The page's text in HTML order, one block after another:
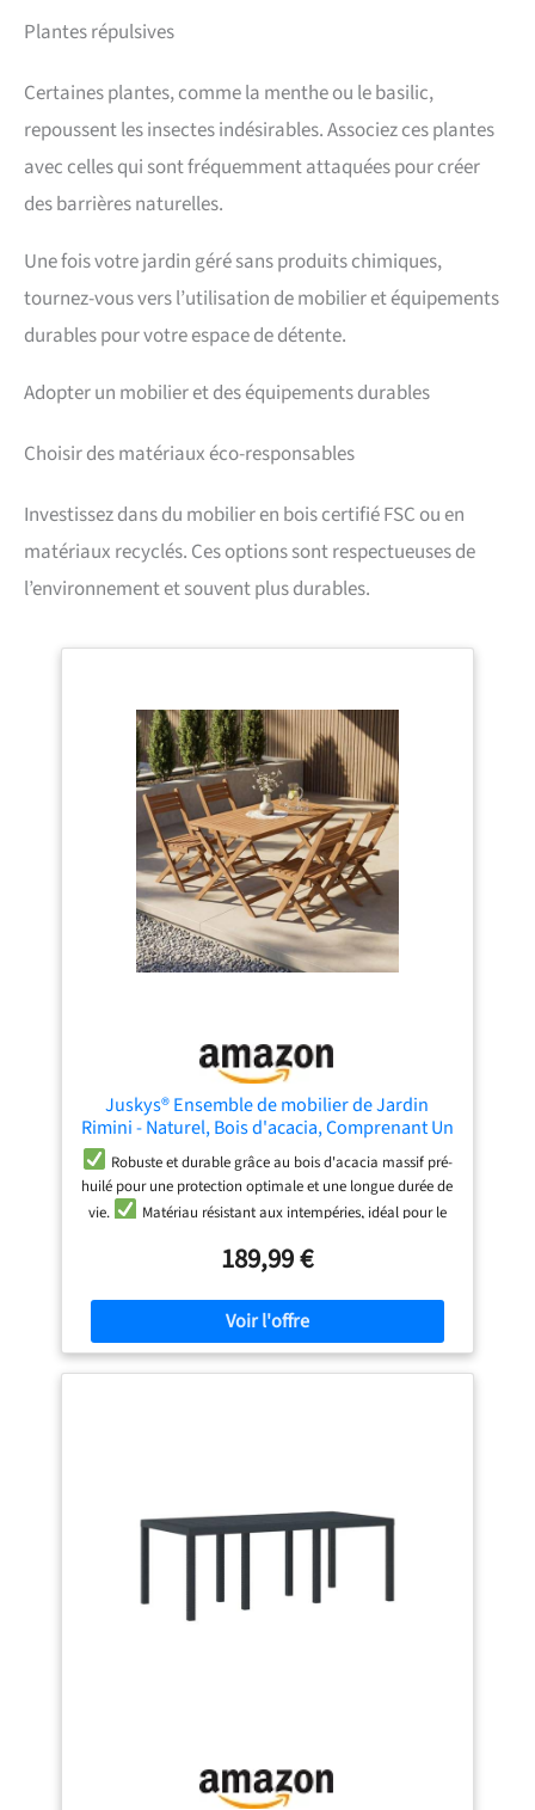
Plantes répulsives
Certaines plantes, comme la menthe ou le basilic,
repoussent les insectes indésirables. Associez ces plantes
avec celles qui sont fréquemment attaquées pour créer
des barrières naturelles.
Une fois votre jardin géré sans produits chimiques,
tournez-vous vers l’utilisation de mobilier et équipements
durables pour votre espace de détente.
Adopter un mobilier et des équipements durables
Choisir des matériaux éco-responsables
Investissez dans du mobilier en bois certifié FSC ou en
matériaux recyclés. Ces options sont respectueuses de
l’environnement et souvent plus durables.
Juskys® Ensemble de mobilier de Jardin
Rimini - Naturel, Bois d'acacia, Comprenant Un
Ensemble de 4 chaises et Une Table, Stable,
Durable
Robuste et durable grâce au bois d'acacia massif pré-
huilé pour une protection optimale et une longue durée de
vie.
Matériau résistant aux intempéries, idéal pour le
Conception pliable pour un rangement
dimensions confortables garantissent une assise agréable
comprenant le matériel de montage et les instructions
189,99 €